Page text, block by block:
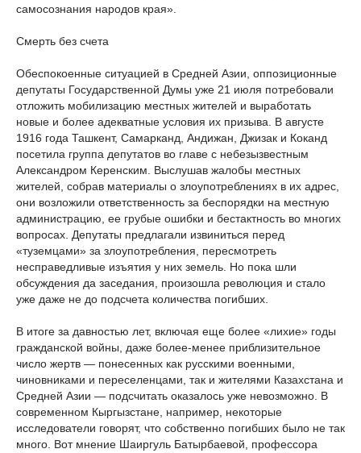
самосознания народов края».
Смерть без счета
Обеспокоенные ситуацией в Средней Азии, оппозиционные
депутаты Государственной Думы уже 21 июля потребовали
отложить мобилизацию местных жителей и выработать
новые и более адекватные условия их призыва. В августе
1916 года Ташкент, Самарканд, Андижан, Джизак и Коканд
посетила группа депутатов во главе с небезызвестным
Александром Керенским. Выслушав жалобы местных
жителей, собрав материалы о злоупотреблениях в их адрес,
они возложили ответственность за беспорядки на местную
администрацию, ее грубые ошибки и бестактность во многих
вопросах. Депутаты предлагали извиниться перед
«туземцами» за злоупотребления, пересмотреть
несправедливые изъятия у них земель. Но пока шли
обсуждения да заседания, произошла революция и стало
уже даже не до подсчета количества погибших.
В итоге за давностью лет, включая еще более «лихие» годы
гражданской войны, даже более-менее приблизительное
число жертв — понесенных как русскими военными,
чиновниками и переселенцами, так и жителями Казахстана и
Средней Азии — подсчитать оказалось уже невозможно. В
современном Кыргызстане, например, некоторые
исследователи говорят, что собственно погибших было не так
много. Вот мнение Шаиргуль Батырбаевой, профессора